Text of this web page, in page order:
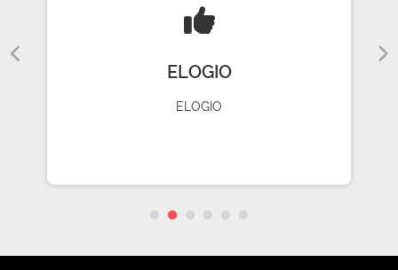
ELOGIO
ELOGIO